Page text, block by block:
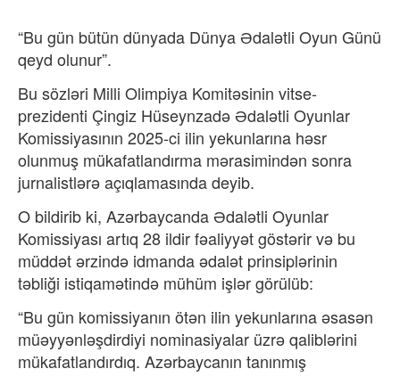
“Bu gün bütün dünyada Dünya Ədalətli Oyun Günü
qeyd olunur”.
Bu sözləri Milli Olimpiya Komitəsinin vitse-
prezidenti Çingiz Hüseynzadə Ədalətli Oyunlar
Komissiyasının 2025-ci ilin yekunlarına həsr
olunmuş mükafatlandırma mərasimindən sonra
jurnalistlərə açıqlamasında deyib.
O bildirib ki, Azərbaycanda Ədalətli Oyunlar
Komissiyası artıq 28 ildir fəaliyyət göstərir və bu
müddət ərzində idmanda ədalət prinsiplərinin
təbliği istiqamətində mühüm işlər görülüb:
“Bu gün komissiyanın ötən ilin yekunlarına əsasən
müəyyənləşdirdiyi nominasiyalar üzrə qaliblərini
mükafatlandırdıq. Azərbaycanın tanınmış